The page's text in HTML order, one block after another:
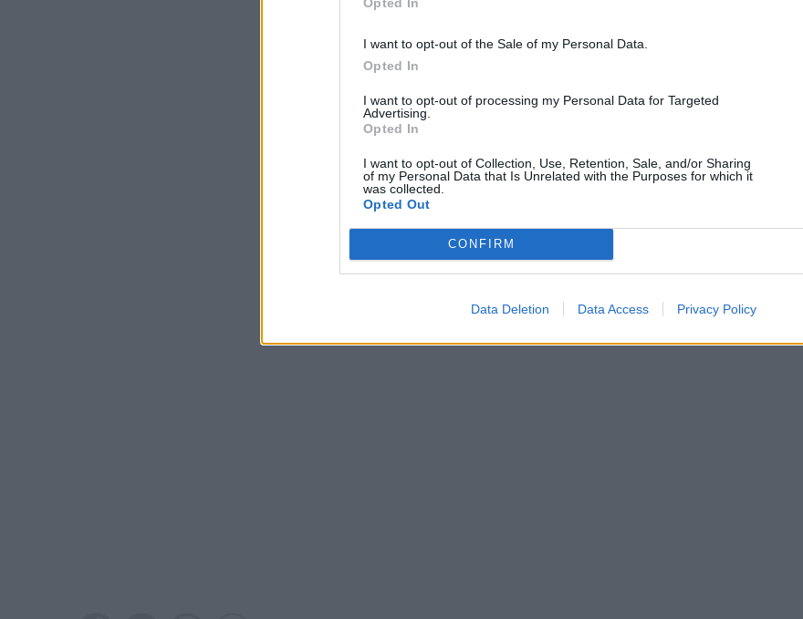
I want to opt-out of the Sale of my Personal Data.
Opted In
I want to opt-out of processing my Personal Data for Targeted
Advertising.
Opted In
I want to opt-out of Collection, Use, Retention, Sale, and/or Sharing
of my Personal Data that Is Unrelated with the Purposes for which it
was collected.
Opted Out
CONFIRM
Data Deletion Data Access Privacy Policy